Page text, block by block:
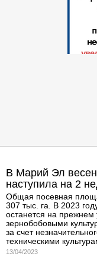
В Марий Эл
наступила на 2
Общая посевная
307 тыс. га. В 2023
останется на
зернобобовыми
за счет
техническими
13/04/2023